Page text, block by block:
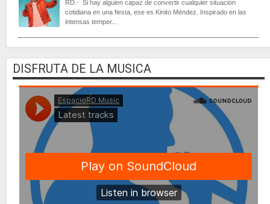
RD.- Si hay alguien capaz de convertir cualquier situación
cotidiana en una fiesta, ese es Kinito Méndez. Inspirado en las
intensas temper...
DISFRUTA DE LA MUSICA